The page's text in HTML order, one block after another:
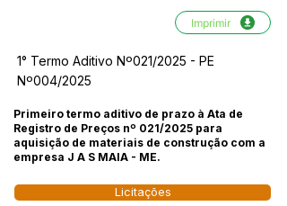
Imprimir
1° Termo Aditivo Nº021/2025 - PE
Nº004/2025
Primeiro termo aditivo de prazo à Ata de
Registro de Preços nº 021/2025 para
aquisição de materiais de construção com a
empresa J A S MAIA - ME.
Licitações